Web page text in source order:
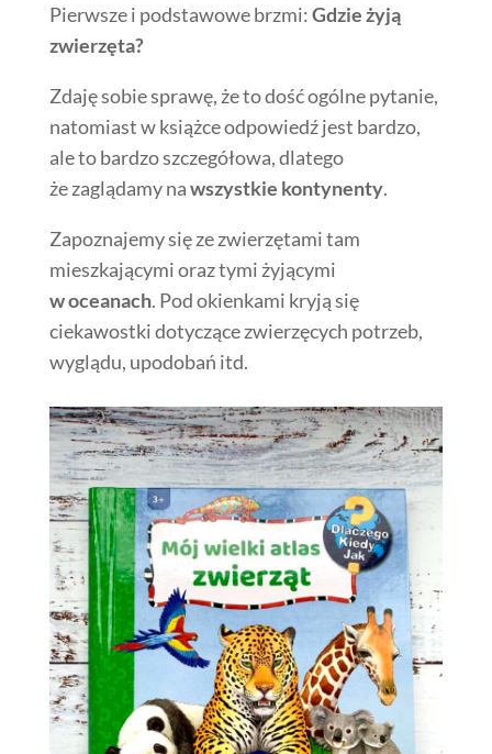
Pierwsze i podstawowe brzmi:Gdzie żyją
zwierzęta?
Zdaję sobie sprawę, że to dość ogólne pytanie,
natomiast w książce odpowiedź jest bardzo,
ale to bardzo szczegółowa, dlatego
że zaglądamy nawszystkie kontynenty.
Zapoznajemy się ze zwierzętami tam
mieszkającymi oraz tymi żyjącymi
w oceanach. Pod okienkami kryją się
ciekawostki dotyczące zwierzęcych potrzeb,
wyglądu, upodobań itd.